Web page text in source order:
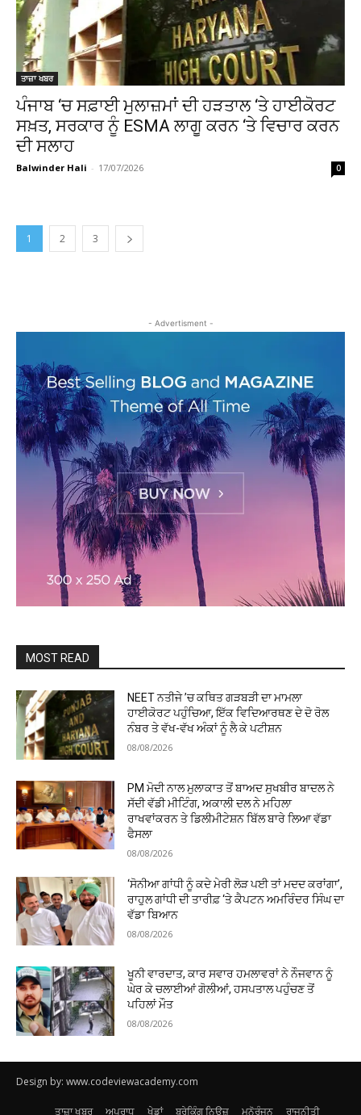
ਤਾਜ਼ਾ ਖਬਰ
ਪੰਜਾਬ ‘ਚ ਸਫ਼ਾਈ ਮੁਲਾਜ਼ਮਾਂ ਦੀ ਹੜਤਾਲ ‘ਤੇ ਹਾਈਕੋਰਟ
ਸਖ਼ਤ, ਸਰਕਾਰ ਨੂੰ ESMA ਲਾਗੂ ਕਰਨ ‘ਤੇ ਵਿਚਾਰ ਕਰਨ
ਦੀ ਸਲਾਹ
Balwinder Hali - 17/07/2026 0
1 2 3
- Advertisment -
MOST READ
NEET ਨਤੀਜੇ ’ਚ ਕਥਿਤ ਗੜਬੜੀ ਦਾ ਮਾਮਲਾ
ਹਾਈਕੋਰਟ ਪਹੁੰਚਿਆ, ਇੱਕ ਵਿਦਿਆਰਥਣ ਦੇ ਦੋ ਰੋਲ
ਨੰਬਰ ਤੇ ਵੱਖ-ਵੱਖ ਅੰਕਾਂ ਨੂੰ ਲੈ ਕੇ ਪਟੀਸ਼ਨ
08/08/2026
PM ਮੋਦੀ ਨਾਲ ਮੁਲਾਕਾਤ ਤੋਂ ਬਾਅਦ ਸੁਖਬੀਰ ਬਾਦਲ ਨੇ
ਸੱਦੀ ਵੱਡੀ ਮੀਟਿੰਗ, ਅਕਾਲੀ ਦਲ ਨੇ ਮਹਿਲਾ
ਰਾਖਵਾਂਕਰਨ ਤੇ ਡਿਲੀਮੀਟੇਸ਼ਨ ਬਿੱਲ ਬਾਰੇ ਲਿਆ ਵੱਡਾ
ਫੈਸਲਾ
08/08/2026
‘ਸੋਨੀਆ ਗਾਂਧੀ ਨੂੰ ਕਦੇ ਮੇਰੀ ਲੋੜ ਪਈ ਤਾਂ ਮਦਦ ਕਰਾਂਗਾ’,
ਰਾਹੁਲ ਗਾਂਧੀ ਦੀ ਤਾਰੀਫ਼ ‘ਤੇ ਕੈਪਟਨ ਅਮਰਿੰਦਰ ਸਿੰਘ ਦਾ
ਵੱਡਾ ਬਿਆਨ
08/08/2026
ਖੂਨੀ ਵਾਰਦਾਤ, ਕਾਰ ਸਵਾਰ ਹਮਲਾਵਰਾਂ ਨੇ ਨੌਜਵਾਨ ਨੂੰ
ਘੇਰ ਕੇ ਚਲਾਈਆਂ ਗੋਲੀਆਂ, ਹਸਪਤਾਲ ਪਹੁੰਚਣ ਤੋਂ
ਪਹਿਲਾਂ ਮੌਤ
08/08/2026
Design by: www.codeviewacademy.com
ਤਾਜ਼ਾ ਖਬਰ ਅਪਰਾਧ ਖੇਡਾਂ ਬ੍ਰੇਕਿੰਗ ਨਿਊਜ਼ ਮਨੋਰੰਜਨ ਰਾਜਨੀਤੀ